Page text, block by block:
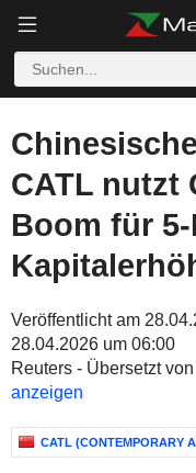
CATL nutzt
Boom für
Veröffentlicht am
28.04.2026 um 06:00
Reuters - Übersetzt
anzeigen
CATL (CONTEMPORARY